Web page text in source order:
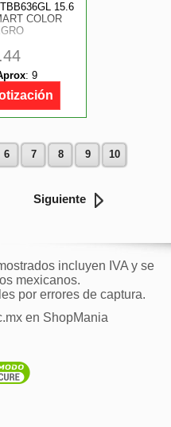
15.6
COLOR
: 9
6 7 8 9 10
Siguiente
incluyen IVA y se
mexicanos.
por errores de captura.